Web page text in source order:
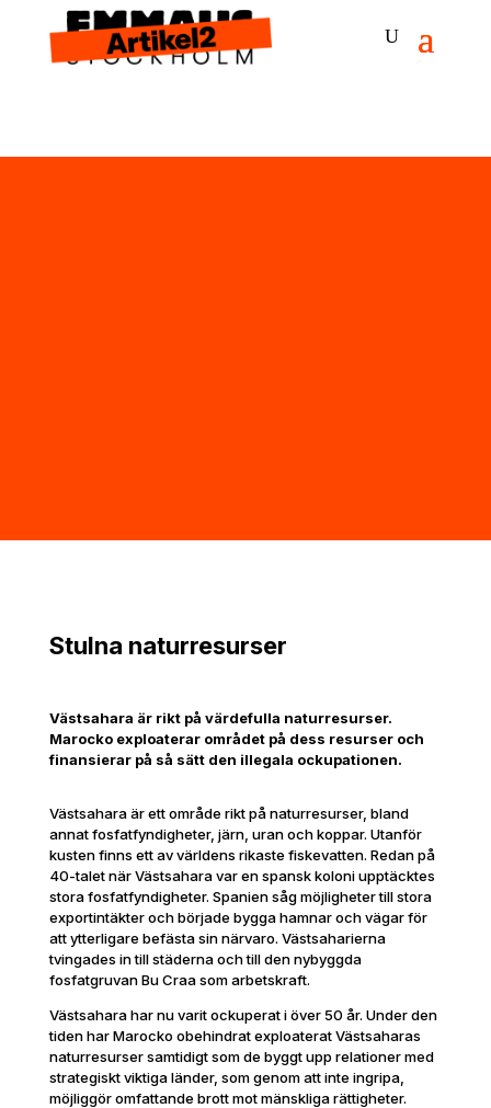
Stulna naturresurser
Västsahara är rikt på värdefulla naturresurser.
Marocko exploaterar området på dess resurser och
finansierar på så sätt den illegala ockupationen.
Västsahara är ett område rikt på naturresurser, bland
annat fosfatfyndigheter, järn, uran och koppar. Utanför
kusten finns ett av världens rikaste fiskevatten. Redan på
40-talet när Västsahara var en spansk koloni upptäcktes
stora fosfatfyndigheter. Spanien såg möjligheter till stora
exportintäkter och började bygga hamnar och vägar för
att ytterligare befästa sin närvaro. Västsaharierna
tvingades in till städerna och till den nybyggda
fosfatgruvan Bu Craa som arbetskraft.
Västsahara har nu varit ockuperat i över 50 år. Under den
tiden har Marocko obehindrat exploaterat Västsaharas
naturresurser samtidigt som de byggt upp relationer med
strategiskt viktiga länder, som genom att inte ingripa,
möjliggör omfattande brott mot mänskliga rättigheter.